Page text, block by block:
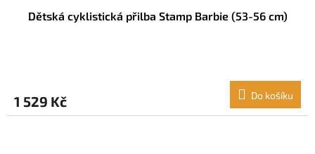
Dětská cyklistická přilba Stamp Barbie (53-56 cm)
1 529 Kč Do košíku